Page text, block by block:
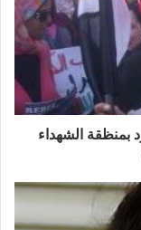
العنف المبني
التشرد بمنظقة الشهداء